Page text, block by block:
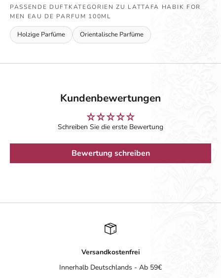
PASSENDE DUFTKATEGORIEN ZU LATTAFA HABIK FOR
MEN EAU DE PARFUM 100ML
Holzige Parfüme Orientalische Parfüme
Kundenbewertungen
Schreiben Sie die erste Bewertung
Bewertung schreiben
Versandkostenfrei
Innerhalb Deutschlands - Ab 59€